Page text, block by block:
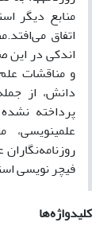
منابع دیگر
اتفاق می‌افتد.
اندکی در این
و مناقشات
دانش، از
پرداخته
علمینویسی،
فیچر نویسی
کلیدواژه‌ها